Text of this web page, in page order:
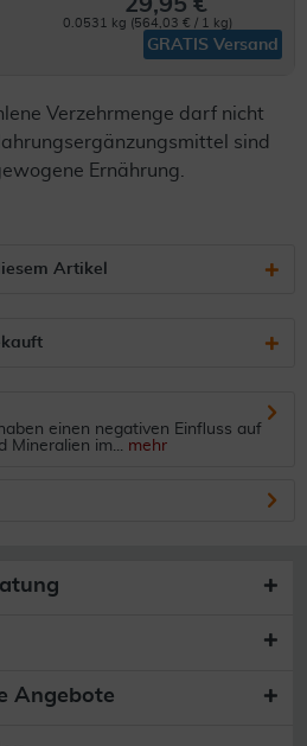
29,95 €
0.0531 kg (564,03 € / 1 kg)
GRATIS Versand
Verzehrmenge darf nicht
sind
Ernährung.
Artikel
einen negativen Einfluss auf
Mineralien im... mehr
Angebote